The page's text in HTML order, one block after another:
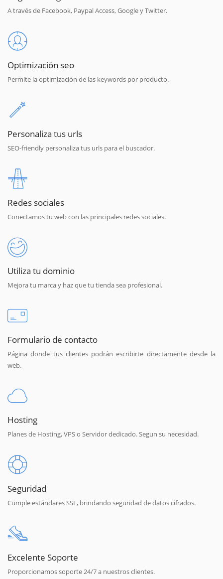
A través de Facebook, Paypal Access, Google y Twitter.
Optimización seo
Permite la optimización de las keywords por producto.
Personaliza tus urls
SEO-friendly personaliza tus urls para el buscador.
Redes sociales
Conectamos tu web con las principales redes sociales.
Utiliza tu dominio
Mejora tu marca y haz que tu tienda sea profesional.
Formulario de contacto
Página donde tus clientes podrán escribirte directamente desde la
web.
Hosting
Planes de Hosting, VPS o Servidor dedicado. Segun su necesidad.
Seguridad
Cumple estándares SSL, brindando seguridad de datos cifrados.
Excelente Soporte
Proporcionamos soporte 24/7 a nuestros clientes.